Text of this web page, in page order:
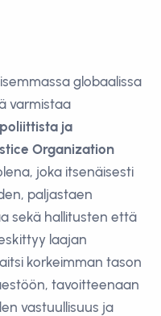
globaalissa
varmistaa
poliittista ja
Organization
joka itsenäisesti
paljastaen
sekä hallitusten että
laajan
korkeimman tason
tavoitteenaan
vastuullisuus ja